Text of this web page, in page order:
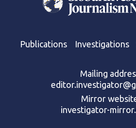
Publications Investigations
Mailing
Mirror
investigator-